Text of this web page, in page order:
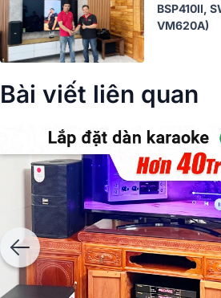
BSP410II,
VM620A)
Bài viết liên quan